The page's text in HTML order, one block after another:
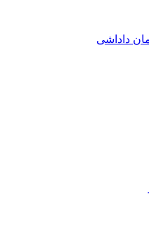
داداشی